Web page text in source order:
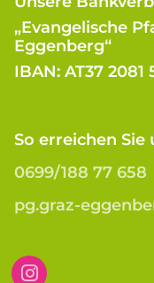
„Evangelische
Eggenberg“
IBAN: AT37
So erreichen
0699/188 77 658
pg.graz-